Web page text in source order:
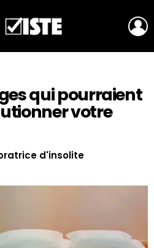
qui pourraient
votre
d'insolite